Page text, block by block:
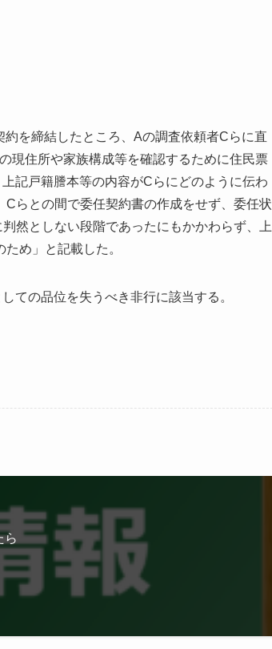
約を締結したところ、 Aの調査依頼者Cらに直
現住所や家族構成等を確認するために住民票
記戸籍謄本等の内容がCらにどのように伝わ
Cらとの間で委任契約書の作成をせず、委任状
然としない段階であったにもかかわらず、上
め」と記載した。
ての品位を失うべき非行に該当する。
ら